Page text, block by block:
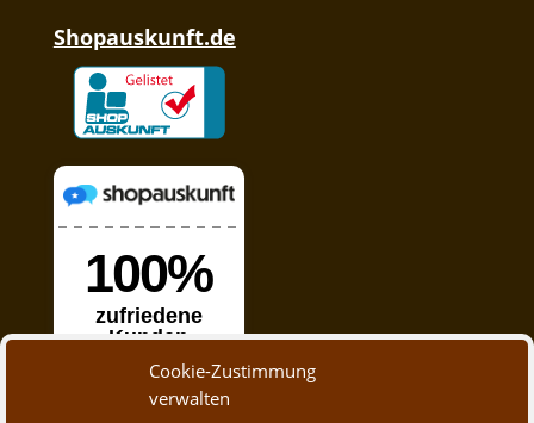
Cookie-Zustimmung
verwalten
Shopauskunft.de